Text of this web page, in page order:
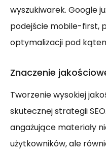
wyszukiwarek. Google
podejście mobile-first,
optymalizacji pod
Znaczenie
Tworzenie wysokiej
skutecznej strategii
angażujące materiały
użytkowników, ale